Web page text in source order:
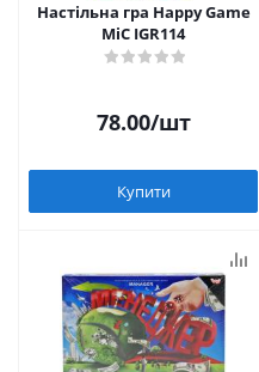
Настільна гра Happy Game
MiC IGR114
78.00/шт
Купити